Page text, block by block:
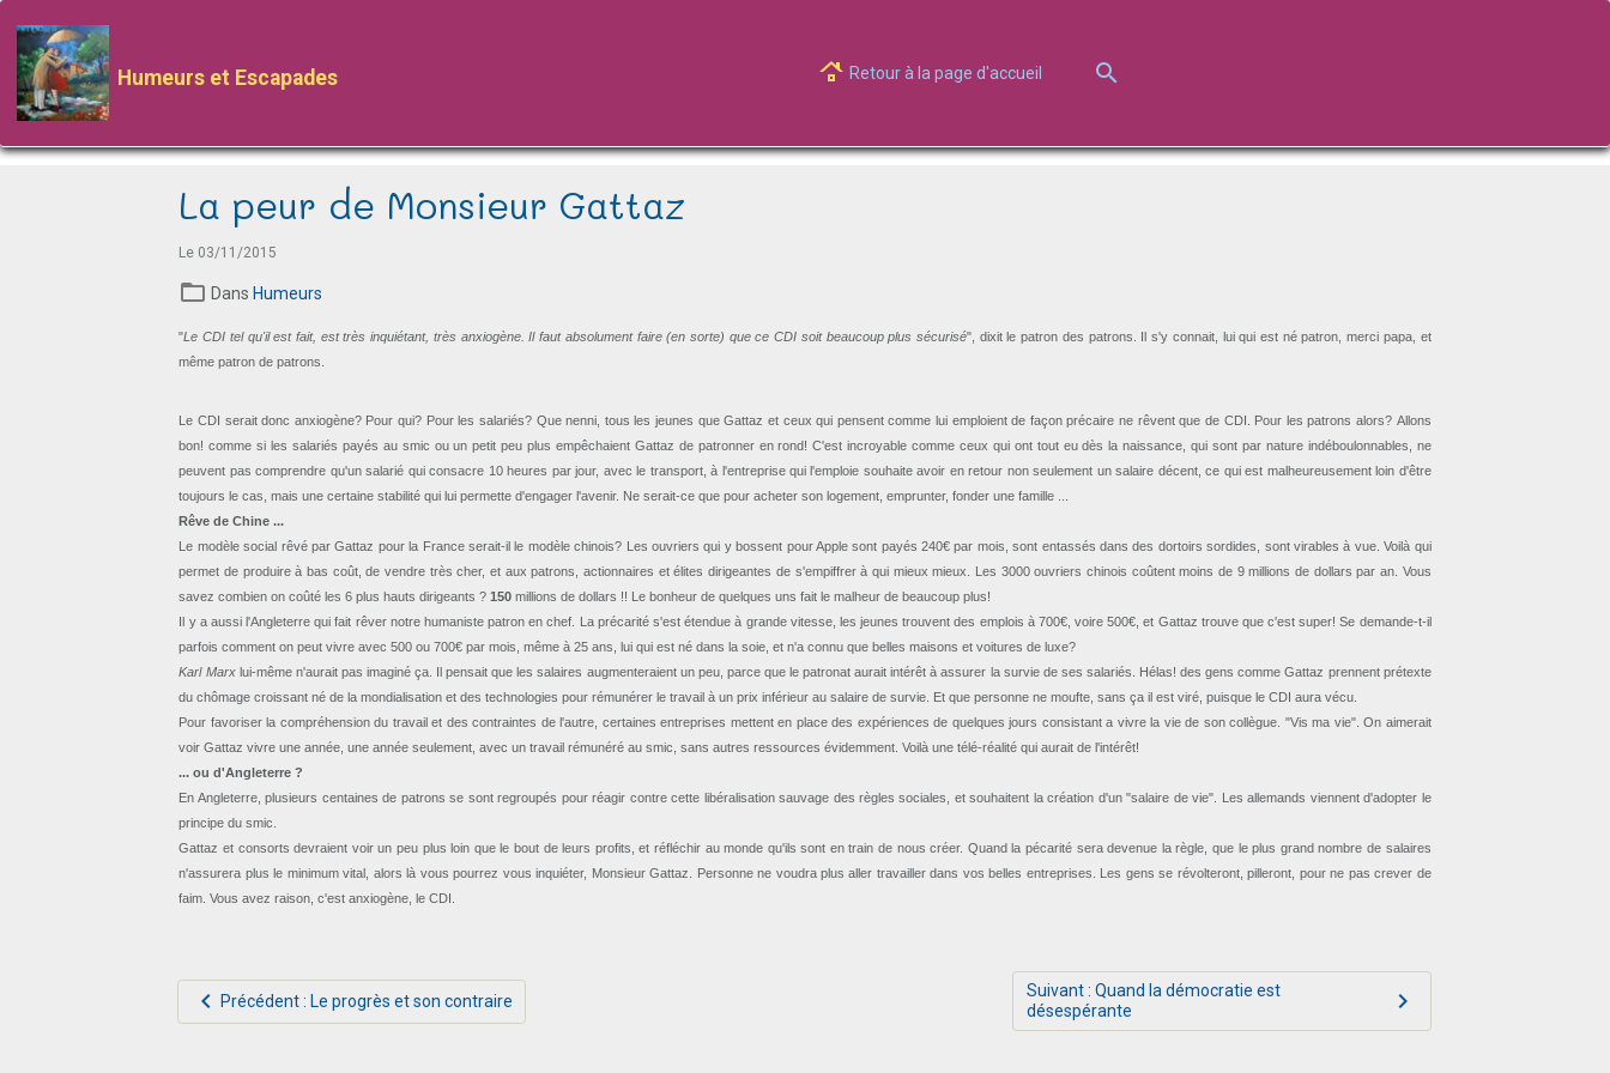
Humeurs et Escapades Retour à la page d'accueil
La peur de Monsieur Gattaz
Le 03/11/2015
Dans Humeurs
"Le CDI tel qu'il est fait, est très inquiétant, très anxiogène. Il faut absolument faire (en sorte) que ce CDI soit beaucoup plus sécurisé", dixit le patron des patrons. Il s'y connait, lui qui est né patron, merci papa, et
même patron de patrons.
Le CDI serait donc anxiogène? Pour qui? Pour les salariés? Que nenni, tous les jeunes que Gattaz et ceux qui pensent comme lui emploient de façon précaire ne rêvent que de CDI. Pour les patrons alors? Allons
bon! comme si les salariés payés au smic ou un petit peu plus empêchaient Gattaz de patronner en rond! C'est incroyable comme ceux qui ont tout eu dès la naissance, qui sont par nature indéboulonnables, ne
peuvent pas comprendre qu'un salarié qui consacre 10 heures par jour, avec le transport, à l'entreprise qui l'emploie souhaite avoir en retour non seulement un salaire décent, ce qui est malheureusement loin d'être
toujours le cas, mais une certaine stabilité qui lui permette d'engager l'avenir. Ne serait-ce que pour acheter son logement, emprunter, fonder une famille ...
Rêve de Chine ...
Le modèle social rêvé par Gattaz pour la France serait-il le modèle chinois? Les ouvriers qui y bossent pour Apple sont payés 240€ par mois, sont entassés dans des dortoirs sordides, sont virables à vue. Voilà qui
permet de produire à bas coût, de vendre très cher, et aux patrons, actionnaires et élites dirigeantes de s'empiffrer à qui mieux mieux. Les 3000 ouvriers chinois coûtent moins de 9 millions de dollars par an. Vous
savez combien on coûté les 6 plus hauts dirigeants ?150 millions de dollars !! Le bonheur de quelques uns fait le malheur de beaucoup plus!
Il y a aussi l'Angleterre qui fait rêver notre humaniste patron en chef. La précarité s'est étendue à grande vitesse, les jeunes trouvent des emplois à 700€, voire 500€, et Gattaz trouve que c'est super! Se demande-t-il
parfois comment on peut vivre avec 500 ou 700€ par mois, même à 25 ans, lui qui est né dans la soie, et n'a connu que belles maisons et voitures de luxe?
Karl Marxlui-même n'aurait pas imaginé ça. Il pensait que les salaires augmenteraient un peu, parce que le patronat aurait intérêt à assurer la survie de ses salariés. Hélas! des gens comme Gattaz prennent prétexte
du chômage croissant né de la mondialisation et des technologies pour rémunérer le travail à un prix inférieur au salaire de survie. Et que personne ne moufte, sans ça il est viré, puisque le CDI aura vécu.
Pour favoriser la compréhension du travail et des contraintes de l'autre, certaines entreprises mettent en place des expériences de quelques jours consistant a vivre la vie de son collègue. "Vis ma vie". On aimerait
voir Gattaz vivre une année, une année seulement, avec un travail rémunéré au smic, sans autres ressources évidemment. Voilà une télé-réalité qui aurait de l'intérêt!
... ou d'Angleterre ?
En Angleterre, plusieurs centaines de patrons se sont regroupés pour réagir contre cette libéralisation sauvage des règles sociales, et souhaitent la création d'un "salaire de vie". Les allemands viennent d'adopter le
principe du smic.
Gattaz et consorts devraient voir un peu plus loin que le bout de leurs profits, et réfléchir au monde qu'ils sont en train de nous créer. Quand la pécarité sera devenue la règle, que le plus grand nombre de salaires
n'assurera plus le minimum vital, alors là vous pourrez vous inquiéter, Monsieur Gattaz. Personne ne voudra plus aller travailler dans vos belles entreprises. Les gens se révolteront, pilleront, pour ne pas crever de
faim. Vous avez raison, c'est anxiogène, le CDI.
Précédent : Le progrès et son contraire
Suivant : Quand la démocratie est
désespérante